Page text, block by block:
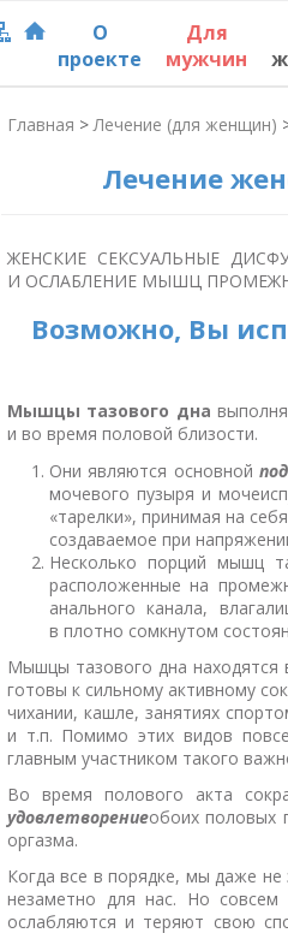
О
проекте
Для
мужчин
Главная >Лечение (для женщин)
Лечение
ЖЕНСКИЕ СЕКСУАЛЬНЫЕ
И ОСЛАБЛЕНИЕ МЫШЦ
Возможно, Вы
Мышцы тазового дна
и во время половой близости.
Они являются основной
мочевого пузыря и
«тарелки», принимая на
создаваемое при
Несколько порций мышц
расположенные на
анального канала,
в плотно сомкнутом
Мышцы тазового дна находятся
готовы к сильному активному
чихании, кашле, занятиях
и т.п. Помимо этих видов
главным участником такого
Во время полового акта
удовлетворениеобоих половых
оргазма.
Когда все в порядке, мы даже
незаметно для нас. Но
ослабляются и теряют свою